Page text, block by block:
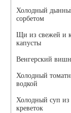
Холодный
сорбетом
Щи из свежей и
капусты
Венгерский
Холодный
водкой
Холодный суп из
креветок